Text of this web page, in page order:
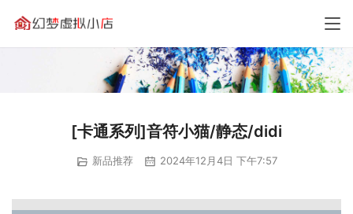
[卡通系列]音符小猫/静态/didi
新品推荐 2024年12月4日 下午7:57